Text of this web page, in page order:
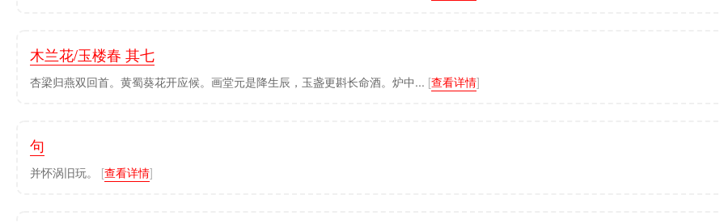
木兰花/玉楼春 其七
杏梁归燕双回首。黄蜀葵花开应候。画堂元是降生辰，玉盏更斟长命酒。炉中... [查看详情]
句
并怀涡旧玩。 [查看详情]